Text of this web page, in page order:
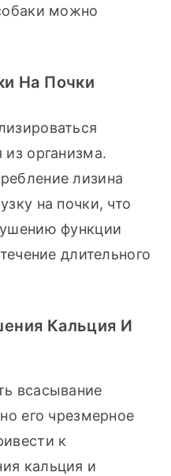
можно
На Почки
организма.
лизина
на почки, что
функции
длительного
Кальция И
всасывание
его чрезмерное
к
кальция и